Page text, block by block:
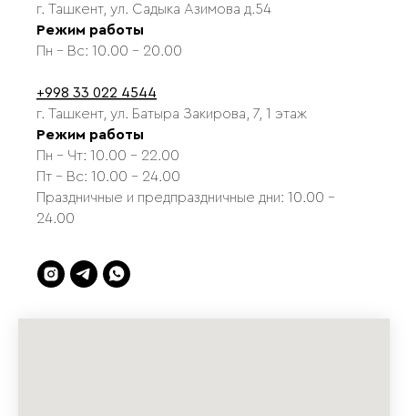
г. Ташкент, ул. Садыка Азимова д.54
Режим работы
Пн - Вс: 10.00 - 20.00
+998 33 022 4544
г. Ташкент, ул. Батыра Закирова, 7, 1 этаж
Режим работы
Пн - Чт: 10.00 - 22.00
Пт - Вс: 10.00 - 24.00
Праздничные и предпраздничные дни: 10.00 -
24.00